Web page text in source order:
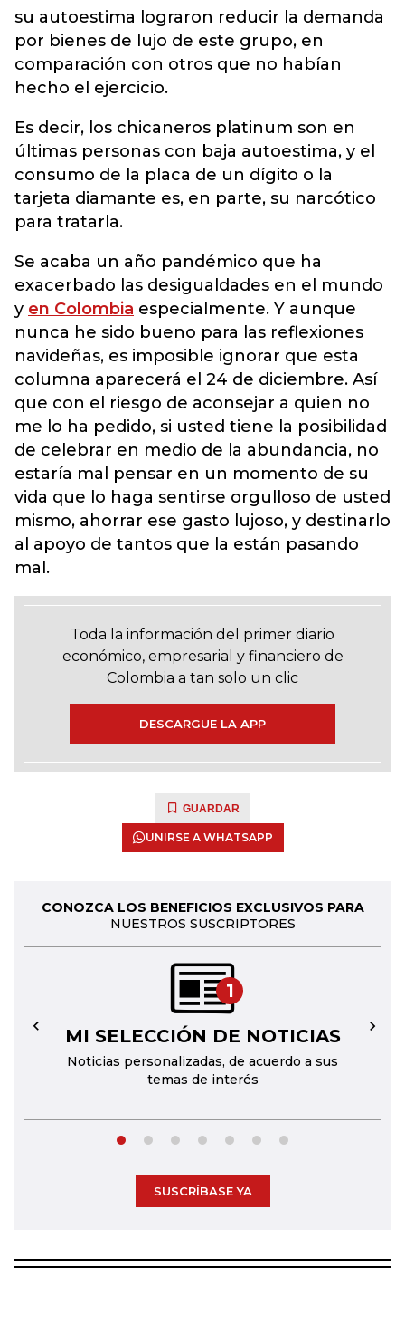
su autoestima lograron reducir la demanda
por bienes de lujo de este grupo, en
comparación con otros que no habían
hecho el ejercicio.
Es decir, los chicaneros platinum son en
últimas personas con baja autoestima, y el
consumo de la placa de un dígito o la
tarjeta diamante es, en parte, su narcótico
para tratarla.
Se acaba un año pandémico que ha
exacerbado las desigualdades en el mundo
y en Colombia especialmente. Y aunque
nunca he sido bueno para las reflexiones
navideñas, es imposible ignorar que esta
columna aparecerá el 24 de diciembre. Así
que con el riesgo de aconsejar a quien no
me lo ha pedido, si usted tiene la posibilidad
de celebrar en medio de la abundancia, no
estaría mal pensar en un momento de su
vida que lo haga sentirse orgulloso de usted
mismo, ahorrar ese gasto lujoso, y destinarlo
al apoyo de tantos que la están pasando
mal.
Toda la información del primer diario
económico, empresarial y financiero de
Colombia a tan solo un clic
DESCARGUE LA APP
GUARDAR
UNIRSE A WHATSAPP
CONOZCA LOS BENEFICIOS EXCLUSIVOS PARA
NUESTROS SUSCRIPTORES
1
MI SELECCIÓN DE NOTICIAS
Noticias personalizadas, de acuerdo a sus
temas de interés
← →
SUSCRÍBASE YA